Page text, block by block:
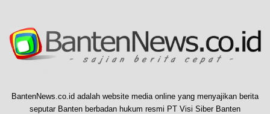
BantenNews.co.id adalah website media online yang menyajikan berita
seputar Banten berbadan hukum resmi PT Visi Siber Banten